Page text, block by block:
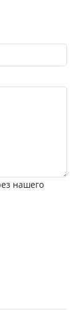
нашего